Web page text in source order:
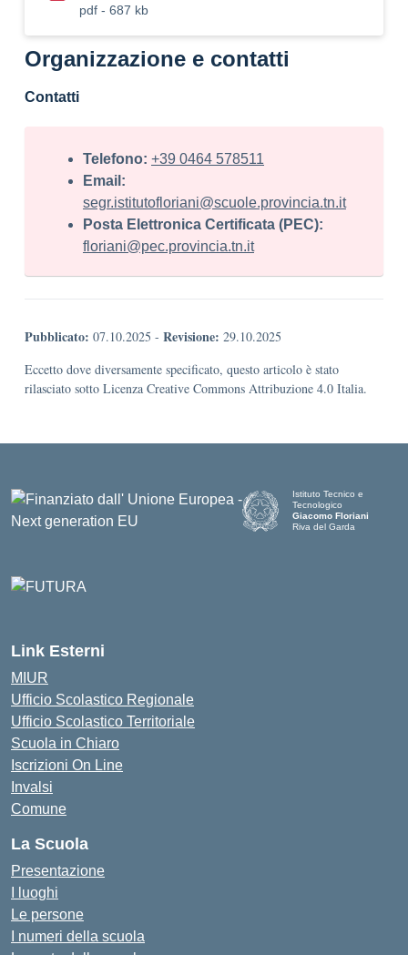
pdf - 687 kb
Organizzazione e contatti
Contatti
Telefono: +39 0464 578511
Email:
segr.istitutofloriani@scuole.provincia.tn.it
Posta Elettronica Certificata (PEC):
floriani@pec.provincia.tn.it
Pubblicato: 07.10.2025 - Revisione: 29.10.2025
Eccetto dove diversamente specificato, questo articolo è stato
rilasciato sotto Licenza Creative Commons Attribuzione 4.0 Italia.
Istituto Tecnico e
Tecnologico
Giacomo Floriani
Riva del Garda
Link Esterni
MIUR
Ufficio Scolastico Regionale
Ufficio Scolastico Territoriale
Scuola in Chiaro
Iscrizioni On Line
Invalsi
Comune
La Scuola
Presentazione
I luoghi
Le persone
I numeri della scuola